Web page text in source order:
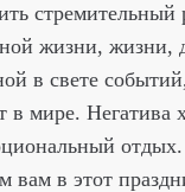
стремительный
жизни, жизни,
в свете
в мире. Негатива
вам в этот